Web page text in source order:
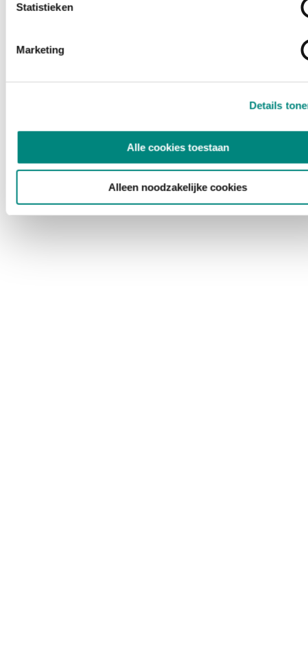
Statistieken
Marketing
Details
Alle cookies toestaan
Alleen noodzakelijke cookies